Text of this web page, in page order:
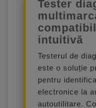
Tester
intuitivă
Testerul de
este o soluție
pentru
electronice la
autoutilitare.